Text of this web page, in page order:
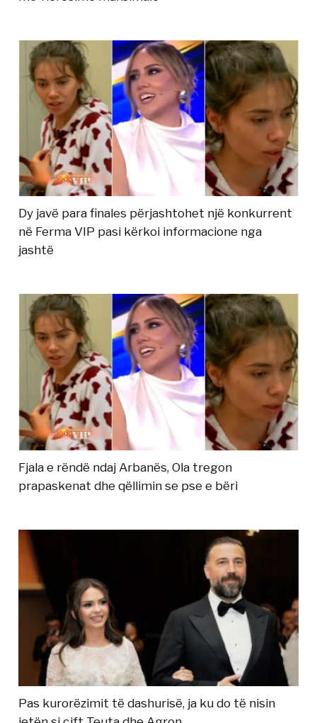
Dy javë para finales përjashtohet një konkurrent
në Ferma VIP pasi kërkoi informacione nga
jashtë
Fjala e rëndë ndaj Arbanës, Ola tregon
prapaskenat dhe qëllimin se pse e bëri
Pas kurorëzimit të dashurisë, ja ku do të nisin